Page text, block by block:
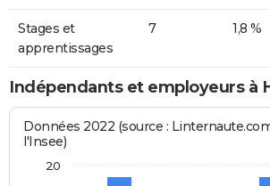
Stages et
apprentissages
7 1,8 %
Indépendants et employeurs à
Données 2022 (source :
l'Insee)
20